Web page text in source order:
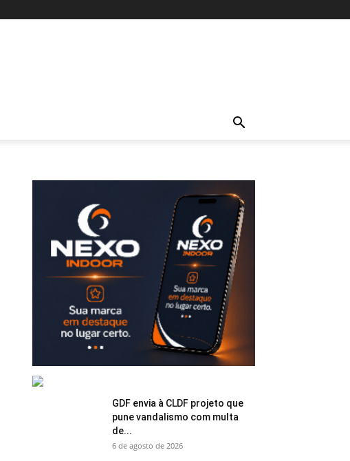
GDF envia à CLDF projeto que
pune vandalismo com multa
de...
6 de agosto de 2026